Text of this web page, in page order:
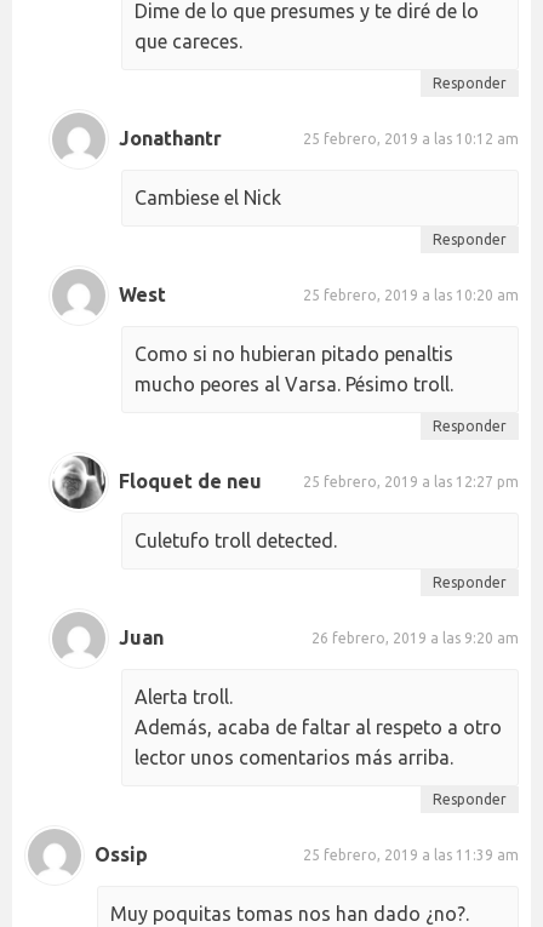
Dime de lo que presumes y te diré de lo
que careces.
Responder
Jonathantr 25 febrero, 2019 a las 10:12 am
Cambiese el Nick
Responder
West 25 febrero, 2019 a las 10:20 am
Como si no hubieran pitado penaltis
mucho peores al Varsa. Pésimo troll.
Responder
Floquet de neu 25 febrero, 2019 a las 12:27 pm
Culetufo troll detected.
Responder
Juan 26 febrero, 2019 a las 9:20 am
Alerta troll.
Además, acaba de faltar al respeto a otro
lector unos comentarios más arriba.
Responder
Ossip 25 febrero, 2019 a las 11:39 am
Muy poquitas tomas nos han dado ¿no?.